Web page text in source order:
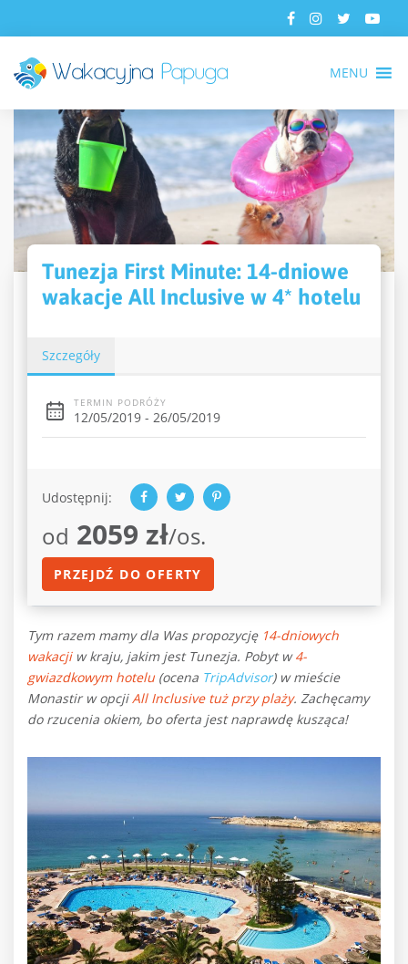
MENU
Tunezja First Minute: 14-dniowe
wakacje All Inclusive w 4* hotelu
Szczegóły
TERMIN PODRÓŻY
12/05/2019 - 26/05/2019
Udostępnij:
od 2059 zł/os.
PRZEJDŹ DO OFERTY
Tym razem mamy dla Was propozycję 14-dniowych
wakacjiw kraju, jakim jest Tunezja. Pobyt w4-
gwiazdkowym hotelu (ocena TripAdvisor) w mieście
Monastir w opcjiAll Inclusive tuż przy plaży. Zachęcamy
do rzucenia okiem, bo oferta jest naprawdę kusząca!